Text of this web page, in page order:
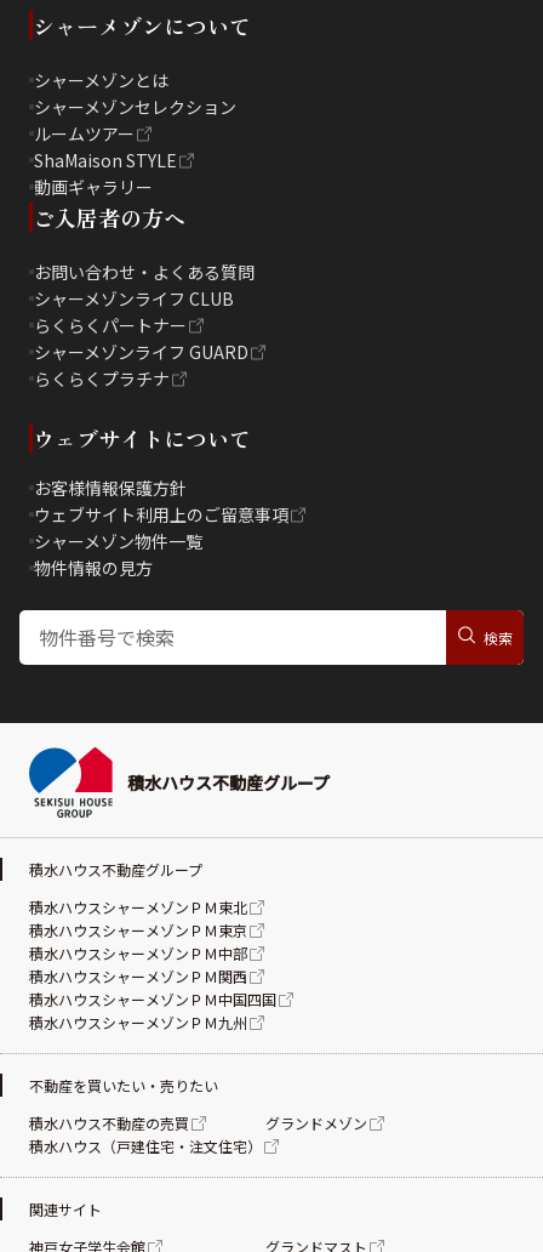
シャーメゾンについて
シャーメゾンとは
シャーメゾンセレクション
ルームツアー
ShaMaison STYLE
動画ギャラリー
ご入居者の方へ
お問い合わせ・よくある質問
シャーメゾンライフ CLUB
らくらくパートナー
シャーメゾンライフ GUARD
らくらくプラチナ
ウェブサイトについて
お客様情報保護方針
ウェブサイト利用上のご留意事項
シャーメゾン物件一覧
物件情報の見方
積水ハウス不動産グループ
積水ハウス不動産グループ
積水ハウスシャーメゾンＰＭ東北
積水ハウスシャーメゾンＰＭ東京
積水ハウスシャーメゾンＰＭ中部
積水ハウスシャーメゾンＰＭ関西
積水ハウスシャーメゾンＰＭ中国四国
積水ハウスシャーメゾンＰＭ九州
不動産を買いたい・売りたい
積水ハウス不動産の売買
グランドメゾン
積水ハウス（戸建住宅・注文住宅）
関連サイト
神戸女子学生会館
グランドマスト